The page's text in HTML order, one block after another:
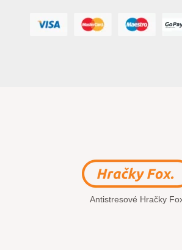
Antistresové Hračky